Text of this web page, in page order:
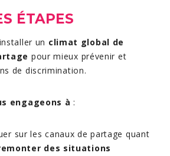
ÉTAPES
un climat global de
pour mieux prévenir et
de discrimination.
engageons à :
sur les canaux de partage quant
des situations